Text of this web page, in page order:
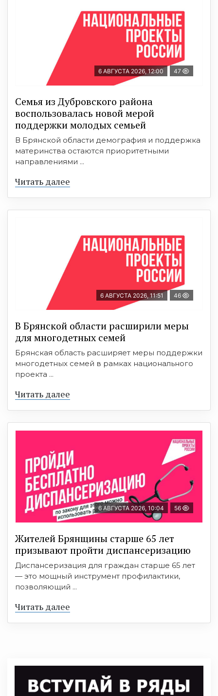
6 АВГУСТА 2026, 12:00 47
Семья из Дубровского района
воспользовалась новой мерой
поддержки молодых семьей
В Брянской области демография и поддержка
материнства остаются приоритетными
направлениями ...
Читать далее
6 АВГУСТА 2026, 11:51 46
В Брянской области расширили меры
для многодетных семей
Брянская область расширяет меры поддержки
многодетных семей в рамках национального
проекта ...
Читать далее
6 АВГУСТА 2026, 10:04 56
Жителей Брянщины старше 65 лет
призывают пройти диспансеризацию
Диспансеризация для граждан старше 65 лет
— это мощный инструмент профилактики,
позволяющий ...
Читать далее